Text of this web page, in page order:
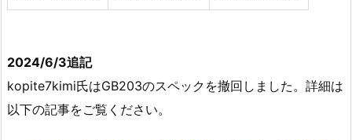
2024/6/3追記
kopite7kimi氏はGB203のスペックを撤回しました。詳細は
以下の記事をご覧ください。